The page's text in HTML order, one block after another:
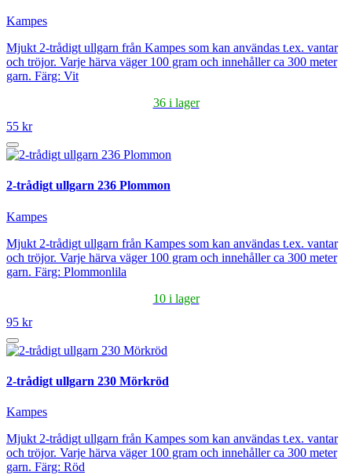
Kampes
Mjukt 2-trådigt ullgarn från Kampes som kan användas t.ex. vantar
och tröjor. Varje härva väger 100 gram och innehåller ca 300 meter
garn. Färg: Vit
36 i lager
55 kr
2-trådigt ullgarn 236 Plommon
Kampes
Mjukt 2-trådigt ullgarn från Kampes som kan användas t.ex. vantar
och tröjor. Varje härva väger 100 gram och innehåller ca 300 meter
garn. Färg: Plommonlila
10 i lager
95 kr
2-trådigt ullgarn 230 Mörkröd
Kampes
Mjukt 2-trådigt ullgarn från Kampes som kan användas t.ex. vantar
och tröjor. Varje härva väger 100 gram och innehåller ca 300 meter
garn. Färg: Röd